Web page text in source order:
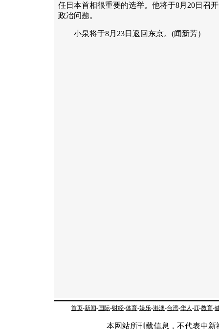
任日本首相很重要的选举。他将于8月20日召
政冶问题。
小泉将于8月23日返回东京。(闻新芳）
首页-新闻-国际-财经-体育-娱乐-港澳-台湾-华人-IT-教育-
本网站所刊载信息，不代表中